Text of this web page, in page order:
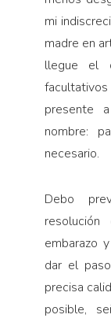
mi
madre en
llegue el
presente
nombre:
necesario.
Debo
embarazo
dar el
precisa
posible,